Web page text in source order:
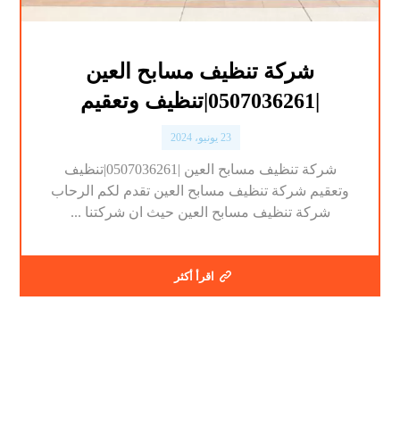
شركة تنظيف مسابح العين
23 يونيو، 2024
شركة تنظيف مسابح العين |0507036261|تنظيف
وتعقيم شركة تنظيف مسابح العين تقدم لكم الرحاب
شركة تنظيف مسابح العين حيث ان شركتنا ...
اقرأ أكثر